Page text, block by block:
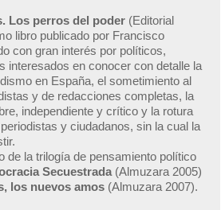
Los perros del poder (Editorial
libro publicado por Francisco
con gran interés por políticos,
interesados en conocer con detalle la
en España, el sometimiento al
y de redacciones completas, la
independiente y crítico y la rotura
y ciudadanos, sin la cual la
de la trilogía de pensamiento político
Secuestrada (Almuzara 2005)
los nuevos amos (Almuzara 2007).